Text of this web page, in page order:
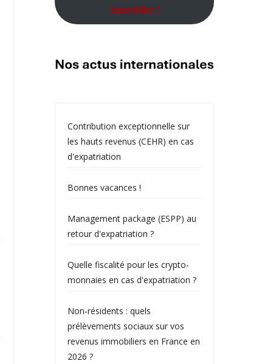
immobilier !
Contribution exceptionnelle sur
les hauts revenus (CEHR) en cas
d'expatriation
Bonnes vacances !
Management package (ESPP) au
retour d'expatriation ?
Quelle fiscalité pour les crypto-
monnaies en cas d'expatriation ?
Non‑résidents : quels
prélèvements sociaux sur vos
revenus immobiliers en France en
2026 ?